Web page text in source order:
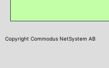
Copyright Commodus NetSystem AB